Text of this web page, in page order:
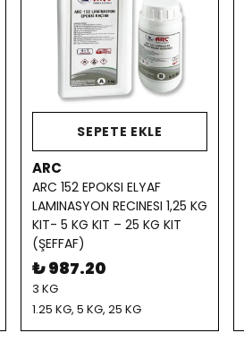
SEPETE EKLE
ARC
ARC 152 EPOKSI ELYAF
LAMINASYON RECINESI 1,25 KG
KIT- 5 KG KIT – 25 KG KIT
(ŞEFFAF)
₺ 987.20
3 KG
1.25 KG, 5 KG, 25 KG